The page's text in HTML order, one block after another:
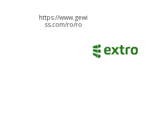
https://www.gewi
ss.com/ro/ro